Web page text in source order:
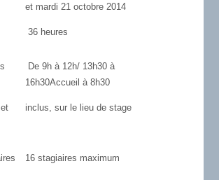
et mardi 21 octobre 2014
36 heures
De 9h à 12h/ 13h30 à
16h30Accueil à 8h30
inclus, sur le lieu de stage
16 stagiaires maximum